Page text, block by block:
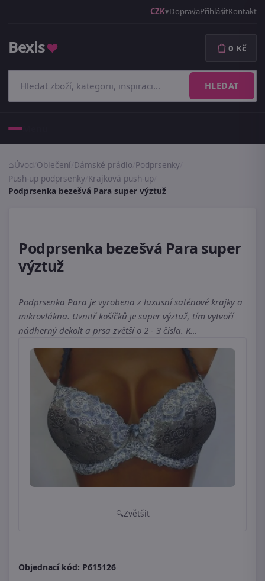
CZK DopravaPřihlásitKontakt
Bexis♥
HLEDAT
0 Kč
Úvod Oblečení Dámské prádlo Podprsenky
Push-up podprsenky Krajková push-up
Podprsenka bezešvá Para super výztuž
Podprsenka bezešvá Para super
výztuž
Podprsenka Para je vyrobena z luxusní saténové krajky a
mikrovlákna. Uvnitř košíčků je super výztuž, tím vytvoří
nádherný dekolt a prsa zvětší o 2 - 3 čísla. K…
Zvětšit
Objednací kód: P615126